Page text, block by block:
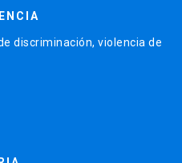
discriminación, violencia de